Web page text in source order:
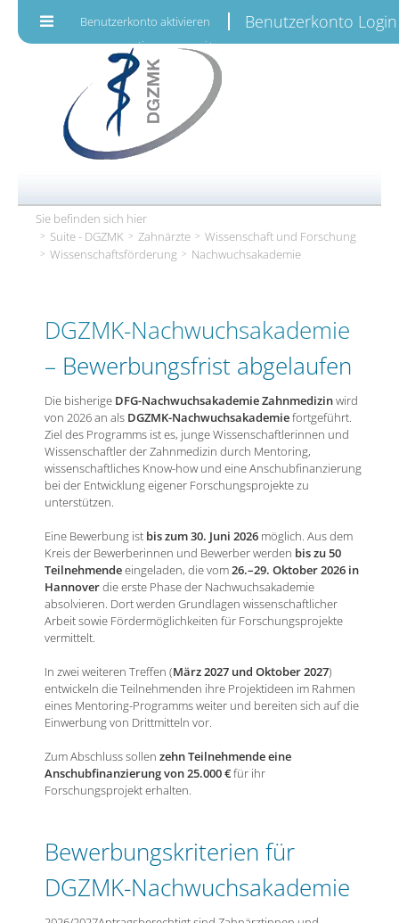
Benutzerkonto aktivieren Benutzerkonto Login
Sie befinden sich hier
Suite - DGZMK
Zahnärzte
Wissenschaft und Forschung
Wissenschafts­­förderung
Nachwuchsakademie
DGZMK-Nachwuchsakademie
– Bewerbungsfrist abgelaufen
Die bisherige DFG-Nachwuchsakademie Zahnmedizinwird
von 2026 an als DGZMK-Nachwuchsakademiefortgeführt.
Ziel des Programms ist es, junge Wissenschaftlerinnen und
Wissenschaftler der Zahnmedizin durch Mentoring,
wissenschaftliches Know-how und eine Anschubfinanzierung
bei der Entwicklung eigener Forschungsprojekte zu
unterstützen.
Eine Bewerbung ist bis zum 30. Juni 2026möglich. Aus dem
Kreis der Bewerberinnen und Bewerber werden bis zu 50
Teilnehmendeeingeladen, die vom26.–29. Oktober 2026 in
Hannoverdie erste Phase der Nachwuchsakademie
absolvieren. Dort werden Grundlagen wissenschaftlicher
Arbeit sowie Fördermöglichkeiten für Forschungsprojekte
vermittelt.
In zwei weiteren Treffen (März 2027 und Oktober 2027)
entwickeln die Teilnehmenden ihre Projektideen im Rahmen
eines Mentoring-Programms weiter und bereiten sich auf die
Einwerbung von Drittmitteln vor.
Zum Abschluss sollen zehn Teilnehmende eine
Anschubfinanzierung von 25.000 €für ihr
Forschungsprojekt erhalten.
Bewerbungskriterien für
DGZMK-Nachwuchsakademie